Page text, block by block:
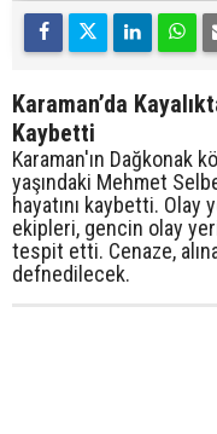
Karaman’da
Kaybetti
Karaman'ın Dağkonak
yaşındaki Mehmet
hayatını kaybetti. Olay
ekipleri, gencin olay
tespit etti. Cenaze,
defnedilecek.